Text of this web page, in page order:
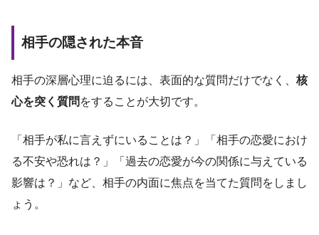
相手の隠された本音
相手の深層心理に迫るには、表面的な質問だけでなく、 核
心を突く質問 をすることが大切です。
「相手が私に言えずにいることは？」「相手の恋愛におけ
る不安や恐れは？」「過去の恋愛が今の関係に与えている
影響は？」など、相手の内面に焦点を当てた質問をしまし
ょう。